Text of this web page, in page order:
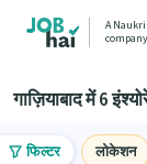
A
company
गाज़ियाबाद में 6
फिल्टर लोकेशन